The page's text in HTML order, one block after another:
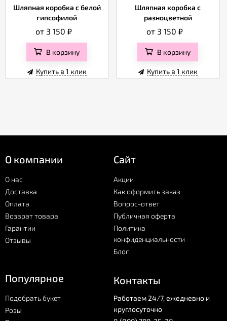
Шляпная коробка с белой
гипсофилой
от 3 150₽
В корзину
Купить в 1 клик
Шляпная коробка с
разноцветной
гипсофилой
от 3 150₽
В корзину
Купить в 1 клик
О компании
О нас
Доставка
Оплата
Возврат товара
Гарантии
Отзывы
Сайт
Акции
Как оформить заказ
Вопрос-ответ
Публичная оферта
Политика
конфиденциальности
Блог
Популярное
Подобрать букет
Розы
Контакты
Работаем 24/7, ежедневно и
круглосуточно